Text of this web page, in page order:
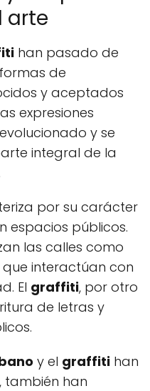
arte
han pasado de
de
y aceptados
expresiones
y se
integral de la
por su carácter
espacios públicos.
las calles como
interactúan con
El graffiti, por otro
de letras y
y el graffiti han
también han